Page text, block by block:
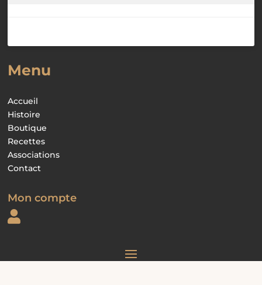
Menu
Accueil
Histoire
Boutique
Recettes
Associations
Contact
Mon compte
